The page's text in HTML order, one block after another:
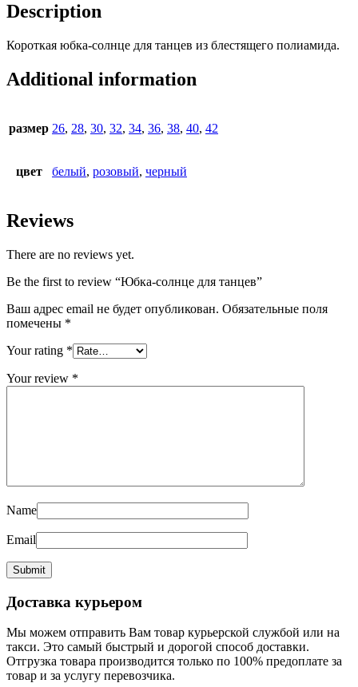
Description
Короткая юбка-солнце для танцев из блестящего полиамида.
Additional information
размер 26, 28, 30, 32, 34, 36, 38, 40, 42
цвет белый, розовый, черный
Reviews
There are no reviews yet.
Be the first to review “Юбка-солнце для танцев”
Ваш адрес email не будет опубликован. Обязательные поля
помечены *
Your rating *
Your review *
Name
Email
Доставка курьером
Мы можем отправить Вам товар курьерской службой или на
такси. Это самый быстрый и дорогой способ доставки.
Отгрузка товара производится только по 100% предоплате за
товар и за услугу перевозчика.